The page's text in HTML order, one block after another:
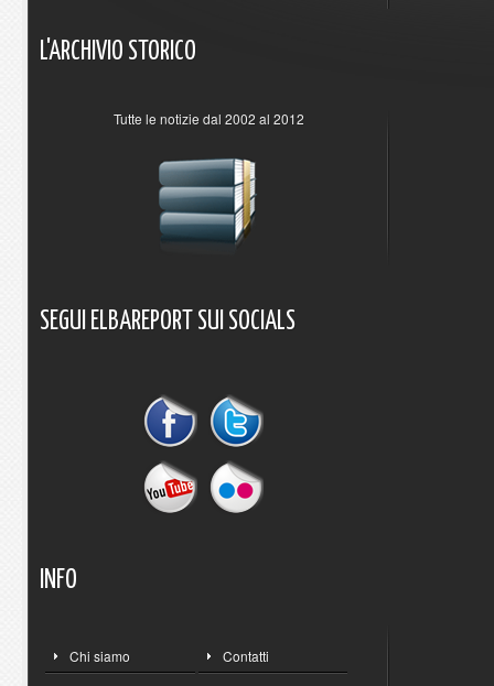
L'ARCHIVIO STORICO
Tutte le notizie dal 2002 al 2012
SEGUI ELBAREPORT SUI SOCIALS
INFO
Chi siamo Contatti